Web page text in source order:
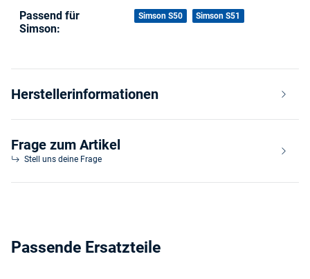
Produkteigenschaft
Wert
Passend für
Simson:
Simson S50 Simson S51
Herstellerinformationen
Frage zum Artikel
Stell uns deine Frage
Passende Ersatzteile